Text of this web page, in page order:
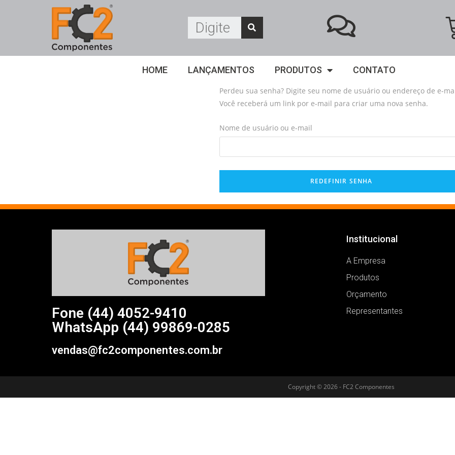
HOME LANÇAMENTOS PRODUTOS CONTATO
Perdeu sua senha? Digite seu nome de usuário ou endereço de e-
Você receberá um link por e-mail para criar uma nova senha.
Nome de usuário ou e-mail
REDEFINIR SENHA
Fone (44) 4052-9410
WhatsApp (44) 99869-0285
vendas@fc2componentes.com.br
Institucional
A Empresa
Produtos
Orçamento
Representantes
Copyright © 2026 - FC2 Componentes